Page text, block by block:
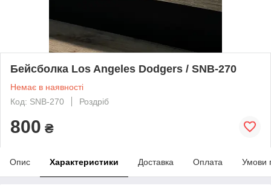
Бейсболка Los Angeles Dodgers / SNB-270
Немає в наявності
Код: SNB-270
Роздріб
800 ₴
Опис Характеристики Доставка Оплата Умови